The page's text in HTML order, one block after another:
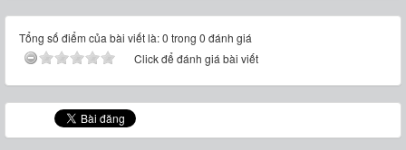
Tổng số điểm của bài viết là: 0 trong 0 đánh giá
Click để đánh giá bài viết